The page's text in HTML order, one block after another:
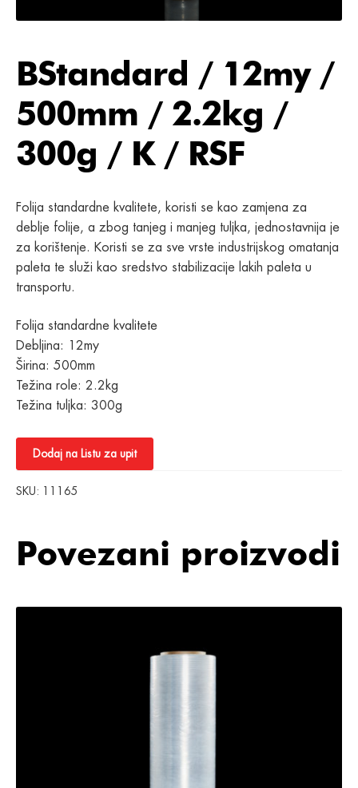
BStandard / 12my /
500mm / 2.2kg /
300g / K / RSF
Folija standardne kvalitete, koristi se kao zamjena za
deblje folije, a zbog tanjeg i manjeg tuljka, jednostavnija je
za korištenje. Koristi se za sve vrste industrijskog omatanja
paleta te služi kao sredstvo stabilizacije lakih paleta u
transportu.
Folija standardne kvalitete
Debljina: 12my
Širina: 500mm
Težina role: 2.2kg
Težina tuljka: 300g
Dodaj na Listu za upit
SKU: 11165
Povezani proizvodi